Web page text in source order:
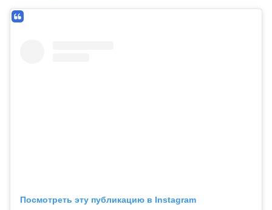
Посмотреть эту публикацию в Instagram